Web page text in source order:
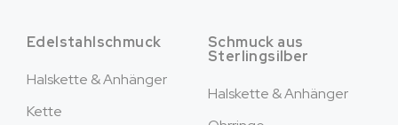
Edelstahlschmuck
Halskette & Anhänger
Kette
Schmuck aus
Sterlingsilber
Halskette & Anhänger